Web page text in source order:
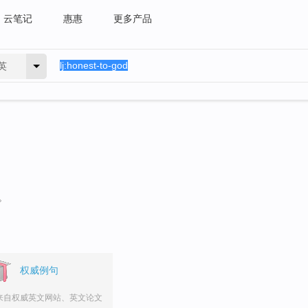
云笔记 惠惠 更多产品
权威例句
自权威英文网站、英文论文